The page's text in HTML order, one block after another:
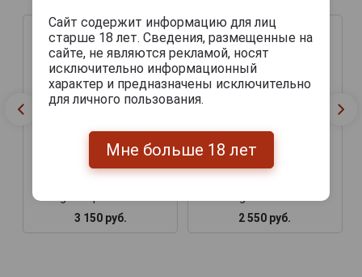
3 150 руб.
2 550 руб.
Сайт содержит информацию для лиц
старше 18 лет. Сведения, размещенные на
сайте, не являются рекламой, носят
исключительно информационный
характер и предназначены исключительно
для личного пользования.
Мне больше 18 лет